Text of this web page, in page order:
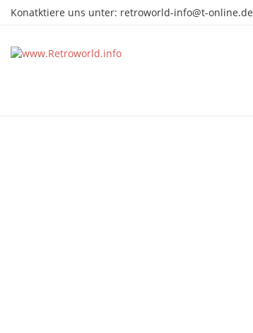
Konatktiere uns unter: retroworld-info@t-online.de